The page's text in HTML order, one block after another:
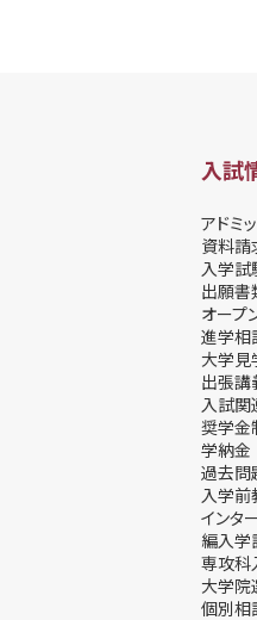
入試
アドミ
資料請
⼊学試
出願書
オープ
進学相
⼤学⾒
出張講
⼊試関
奨学⾦
学納⾦
過去問
入学前
インタ
編入学
専攻科
大学院
個別相